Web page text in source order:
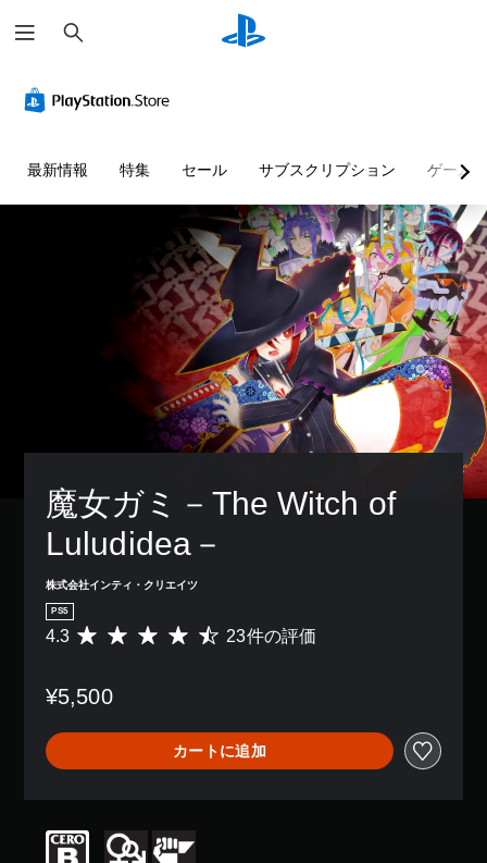
索
最新情報 特集 セール サブスクリプション ゲーム
魔女ガミ－The Witch of
Luludidea－
株式会社インティ・クリエイツ
PS5
評
は
3
、
平
価
は
4.3 23件の評価
¥5,500
カートに追加